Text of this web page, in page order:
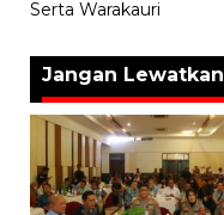
Serta Warakauri
Jangan Lewatkan